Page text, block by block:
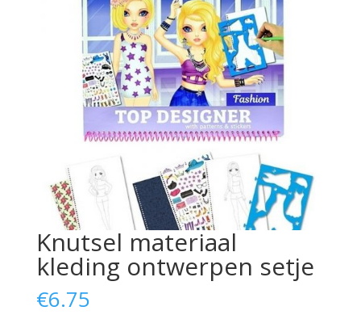
Knutsel materiaal
kleding ontwerpen setje
€6.75